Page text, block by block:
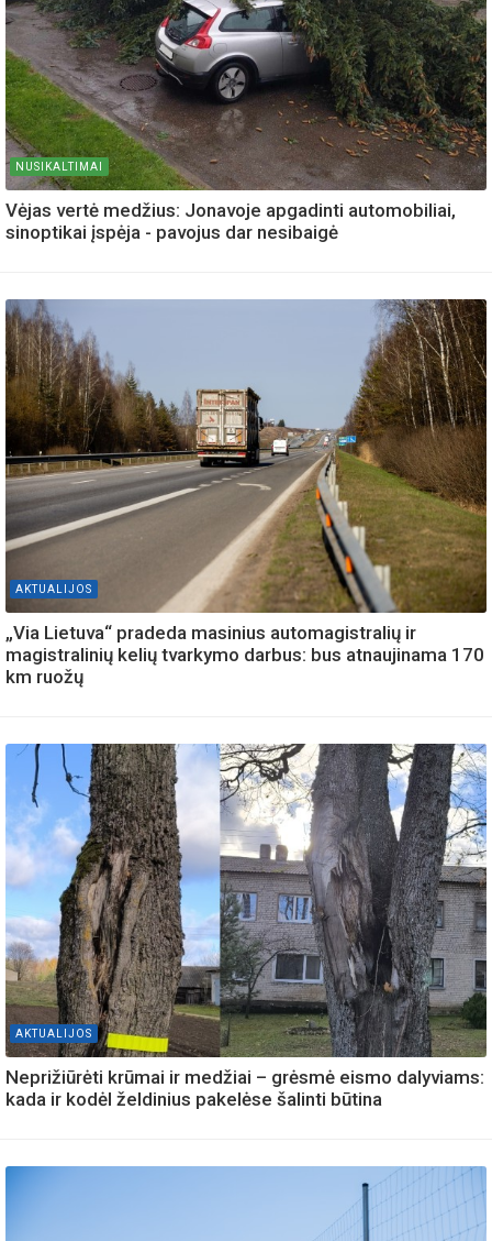
NUSIKALTIMAI
Vėjas vertė medžius: Jonavoje apgadinti automobiliai,
sinoptikai įspėja - pavojus dar nesibaigė
AKTUALIJOS
„Via Lietuva“ pradeda masinius automagistralių ir
magistralinių kelių tvarkymo darbus: bus atnaujinama 170
km ruožų
AKTUALIJOS
Neprižiūrėti krūmai ir medžiai – grėsmė eismo dalyviams:
kada ir kodėl želdinius pakelėse šalinti būtina